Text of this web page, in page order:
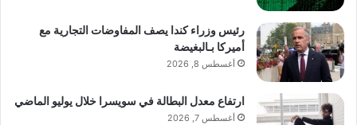
رئيس وزراء كندا يصف المفاوضات التجارية مع
أميركا بـالبغيضة
أغسطس 8, 2026
ارتفاع معدل البطالة في سويسرا خلال يوليو الماضي
أغسطس 7, 2026